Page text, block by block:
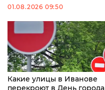
01.08.2026 09:50
Какие улицы в Иванове
перекроют в День города